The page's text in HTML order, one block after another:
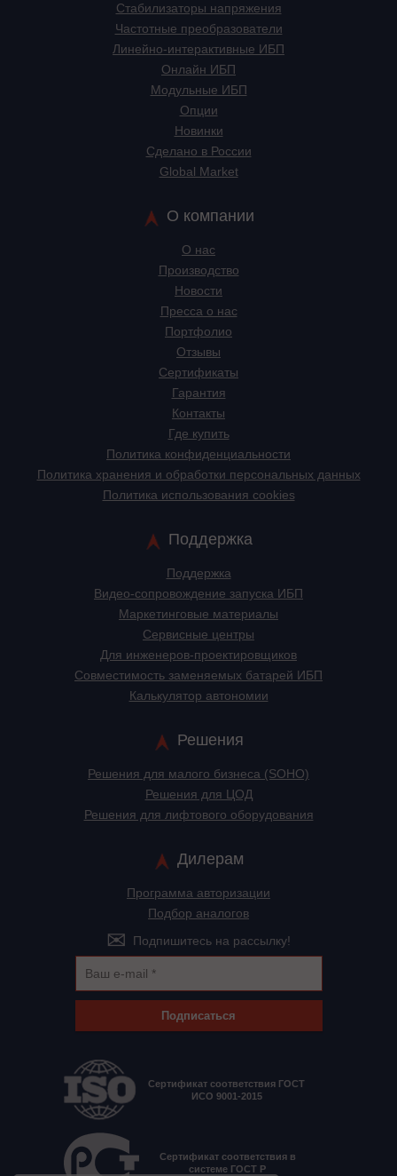
Стабилизаторы напряжения
Частотные преобразователи
Линейно-интерактивные ИБП
Онлайн ИБП
Модульные ИБП
Опции
Новинки
Сделано в России
Global Market
О компании
О нас
Производство
Новости
Пресса о нас
Портфолио
Отзывы
Сертификаты
Гарантия
Контакты
Где купить
Политика конфиденциальности
Политика хранения и обработки персональных данных
Политика использования cookies
Поддержка
Поддержка
Видео-сопровождение запуска ИБП
Маркетинговые материалы
Сервисные центры
Для инженеров-проектировщиков
Cовместимость заменяемых батарей ИБП
Калькулятор автономии
Решения
Решения для малого бизнеса (SOHO)
Решения для ЦОД
Решения для лифтового оборудования
Дилерам
Программа авторизации
Подбор аналогов
Подпишитесь на рассылку!
Подписаться
Сертификат соответствия ГОСТ
ИСО 9001-2015
Сертификат соответствия в
системе ГОСТ Р